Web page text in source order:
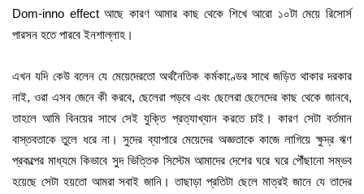
Dom-inno effect আছে কারণ আমার কাছ থেকে শিখে আরো ১০টা মেয়ে রিসোর্স
পারসন হতে পারবে ইনশাল্লাহ।
এখন যদি কেউ বলেন যে মেয়েদেরতো অর্থনৈতিক কর্মকাণ্ডের সাথে জড়িত থাকার দরকার
নাই, ওরা এসব জেনে কী করবে, ছেলেরা পড়বে এবং ছেলেরা ছেলেদের কাছ থেকে জানবে,
তাহলে আমি বিনয়ের সাথে সেই যুক্তি প্রত্যাখ্যান করতে চাই। কারণ সেটা বর্তমান
বাস্তবতাকে তুলে ধরে না। সুদের ব্যাপারে মেয়েদের অজ্ঞতাকে কাজে লাগিয়ে ক্ষুদ্র ঋণ
প্রকল্পের মাধ্যমে কিভাবে সুদ ভিত্তিক সিস্টেম আমাদের দেশের ঘরে ঘরে পৌঁছানো সম্ভব
হয়েছে সেটা হয়তো আমরা সবাই জানি। তাছাড়া প্রতিটা ছেলে মাত্রই জানে যে তাদের